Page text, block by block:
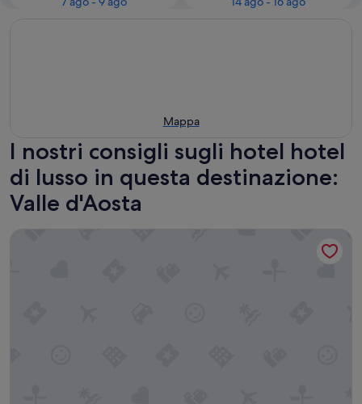
Mappa
I nostri consigli sugli hotel hotel
di lusso in questa destinazione:
Valle d'Aosta